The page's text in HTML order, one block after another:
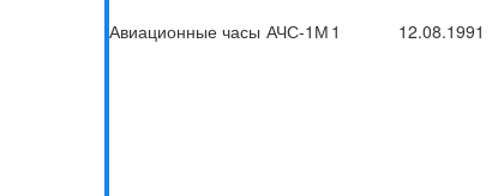
Авиационные часы АЧС-1М 1 12.08.1991